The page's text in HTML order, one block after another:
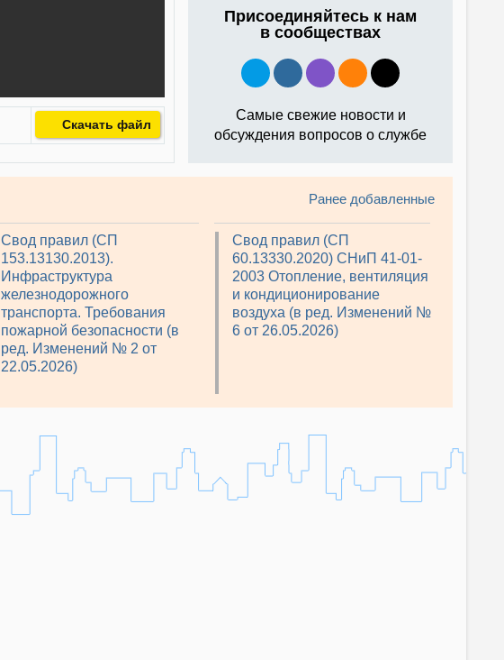
Скачать файл
Присоединяйтесь к нам
в сообществах
Самые свежие новости и
обсуждения вопросов о службе
Свод правил (СП
153.13130.2013).
Инфраструктура
железнодорожного
транспорта. Требования
пожарной безопасности (в
ред. Изменений № 2 от
22.05.2026)
Свод правил (СП
60.13330.2020) СНиП 41-01-
2003 Отопление, вентиляция
и кондиционирование
воздуха (в ред. Изменений №
6 от 26.05.2026)
Ранее добавленные